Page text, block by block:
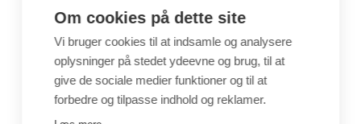
Perler & smykkedele
Tegne & maleartikler
Gavekort
Byggesæt
Leg
Shop
Om cookies på dette site
Vi bruger cookies til at indsamle og analysere
oplysninger på stedet ydeevne og brug, til at
give de sociale medier funktioner og til at
forbedre og tilpasse indhold og reklamer.